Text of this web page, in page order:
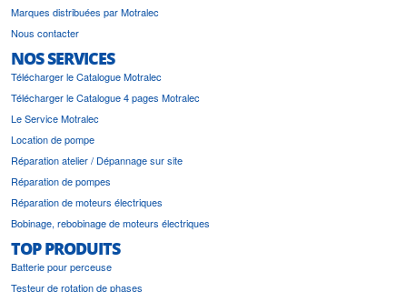
Marques distribuées par Motralec
Nous contacter
NOS SERVICES
Télécharger le Catalogue Motralec
Télécharger le Catalogue 4 pages Motralec
Le Service Motralec
Location de pompe
Réparation atelier / Dépannage sur site
Réparation de pompes
Réparation de moteurs électriques
Bobinage, rebobinage de moteurs électriques
TOP PRODUITS
Batterie pour perceuse
Testeur de rotation de phases